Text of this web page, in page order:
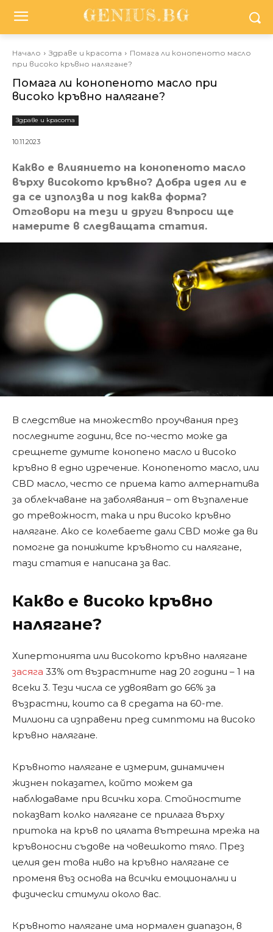
Начало Здраве и красота
Помага ли конопеното масло
при високо кръвно налягане?
Помага ли конопеното масло при
високо кръвно налягане?
Здраве и красота
10.11.2023
Какво е влиянието на конопеното масло
върху високото кръвно? Добра идея ли е
да се използва и под каква форма?
Отговори на тези и други въпроси ще
намерите в следващата статия.
В следствие на множество проучвания през
последните години, все по-често може да
срещнете думите конопено масло и високо
кръвно в едно изречение. Конопеното масло, или
CBD масло, често се приема като алтернатива
за облекчаване на заболявания – от възпаление
до тревожност, така и при високо кръвно
налягане. Ако се колебаете дали CBD може да ви
помогне да понижите кръвното си налягане,
тази статия е написана за вас.
Какво е високо кръвно
налягане?
Хипертонията или високото кръвно налягане
засяга 33% от възрастните над 20 години – 1 на
всеки 3. Тези числа се удвояват до 66% за
възрастни, които са в средата на 60-те.
Милиони са изправени пред симптоми на високо
кръвно налягане.
Кръвното налягане е измерим, динамичен
жизнен показател, който можем да
наблюдаваме при всички хора. Стойностите
показват колко налягане се прилага върху
притока на кръв по цялата вътрешна мрежа на
кръвоносни съдове на човешкото тяло. През
целия ден това ниво на кръвно налягане се
променя въз основа на всички емоционални и
физически стимули около вас.
Кръвното налягане има нормален диапазон, в